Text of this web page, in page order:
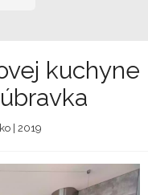
kuchyne
| 2019